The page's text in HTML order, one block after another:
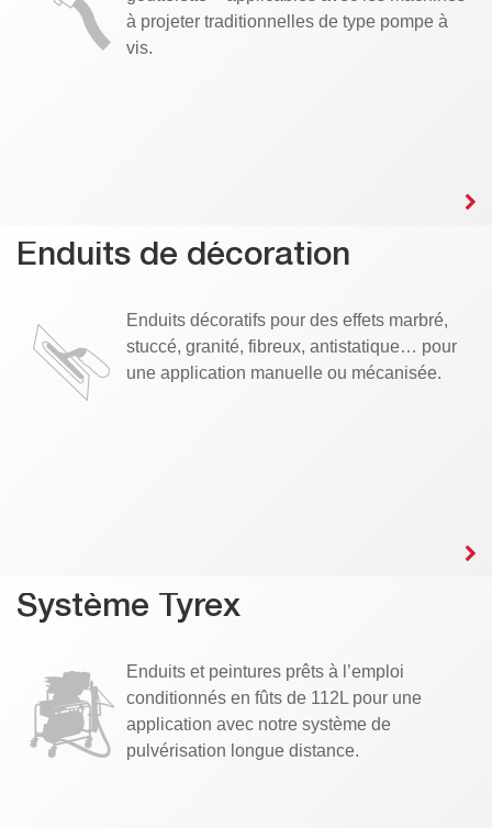
à projeter traditionnelles de type pompe à
vis.
Enduits de décoration
Enduits décoratifs pour des effets marbré,
stuccé, granité, fibreux, antistatique… pour
une application manuelle ou mécanisée.
Système Tyrex
Enduits et peintures prêts à l’emploi
conditionnés en fûts de 112L pour une
application avec notre système de
pulvérisation longue distance.